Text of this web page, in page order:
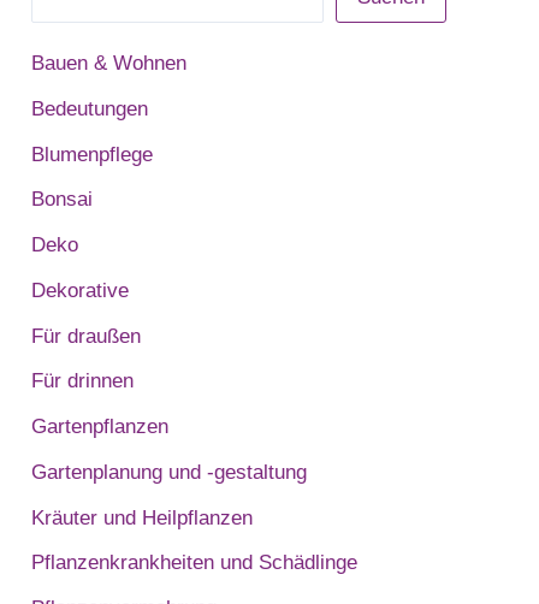
Bauen & Wohnen
Bedeutungen
Blumenpflege
Bonsai
Deko
Dekorative
Für draußen
Für drinnen
Gartenpflanzen
Gartenplanung und -gestaltung
Kräuter und Heilpflanzen
Pflanzenkrankheiten und Schädlinge